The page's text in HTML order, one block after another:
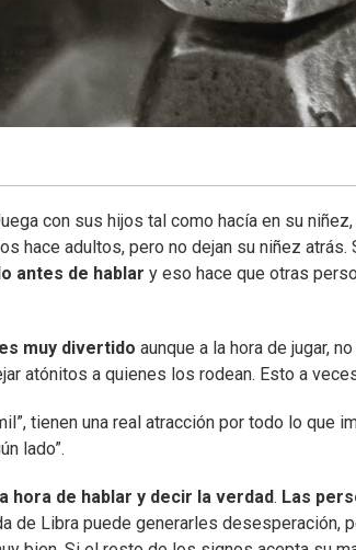
con sus hijos tal como hacía en su
hace adultos, pero no dejan su niñez
antes de hablar y eso hace que otras
muy divertido aunque a la hora de jugar,
atónitos a quienes los rodean. Esto a
tienen una real atracción por todo lo que
lado”.
hora de hablar y decir la verdad. Las
de Libra puede generarles desesperación,